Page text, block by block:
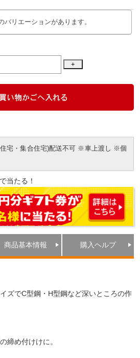
バリエーションがあります。
宅・集合住宅)配送不可 ※車上渡し ※個
当たる！
商品基本情報 購入ヘルプ
ズでC型鋼・H型鋼など深いところの作
締め付けけに。